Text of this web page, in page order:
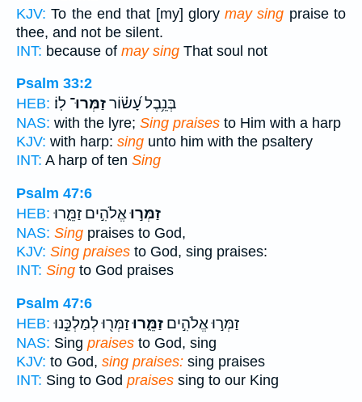
KJV: To the end that [my] glorymay sing praise to
thee, and not be silent.
INT: because of may sing That soul not
Psalm 33:2
HEB:
בְּנֵ֥בֶל עָ֝שׂ֗וֹרזַמְּרוּ־ לֽוֹ׃
NAS: with the lyre; Sing praises to Him with a harp
KJV: with harp: sing unto him with the psaltery
INT: A harp of ten Sing
Psalm 47:6
HEB:
זַמְּר֣וּאֱלֹהִ֣ים זַמֵּ֑רוּ
NAS: Sing praises to God,
KJV: Sing praises to God, sing praises:
INT: Sing to God praises
Psalm 47:6
HEB:
זַמְּר֣וּ אֱלֹהִ֣ים זַמֵּ֑רוּזַמְּר֖וּ לְמַלְכֵּ֣נוּ
NAS: Sing praises to God, sing
KJV: to God, sing praises: sing praises
INT: Sing to God praises sing to our King